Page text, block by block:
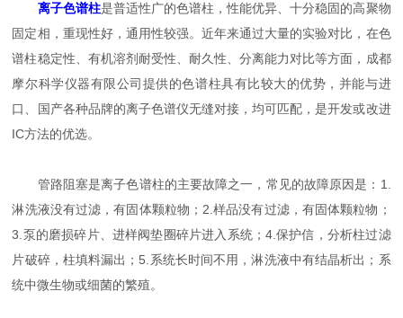
离子色谱柱是普适性广的色谱柱，性能优异、十分稳固的高聚物
固定相，重现性好，通用性较强。近年来通过大量的实验对比，在色
谱柱稳定性、有机溶剂耐受性、耐久性、分离能力对比等方面，成都
摩尔科学仪器有限公司提供的色谱柱具有比较大的优势，并能与进
口、国产各种品牌的离子色谱仪无缝对接，均可匹配，是开发或改进
IC方法的优选。
管路阻塞是离子色谱柱的主要故障之一，常见的故障原因是：1.
淋洗液没有过滤，有固体颗粒物；2.样品没有过滤，有固体颗粒物；
3.泵的磨损碎片、进样阀垫圈碎片进入系统；4.保护信，分析柱过滤
片破碎，柱填料漏出；5.系统长时间不用，淋洗液中有结晶析出；系
统中微生物或细菌的繁殖。